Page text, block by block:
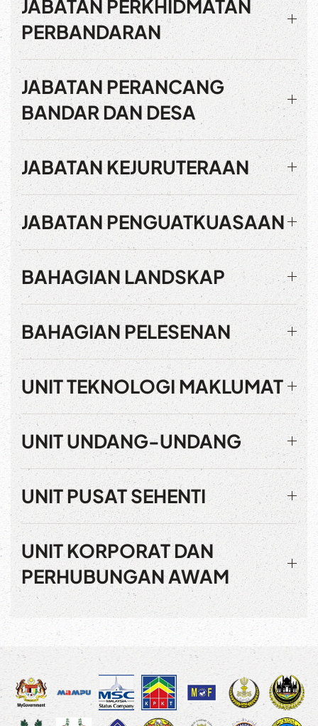
JABATAN PERKHIDMATAN
PERBANDARAN
JABATAN PERANCANG
BANDAR DAN DESA
JABATAN KEJURUTERAAN
JABATAN PENGUATKUASAAN
BAHAGIAN LANDSKAP
BAHAGIAN PELESENAN
UNIT TEKNOLOGI MAKLUMAT
UNIT UNDANG-UNDANG
UNIT PUSAT SEHENTI
UNIT KORPORAT DAN
PERHUBUNGAN AWAM